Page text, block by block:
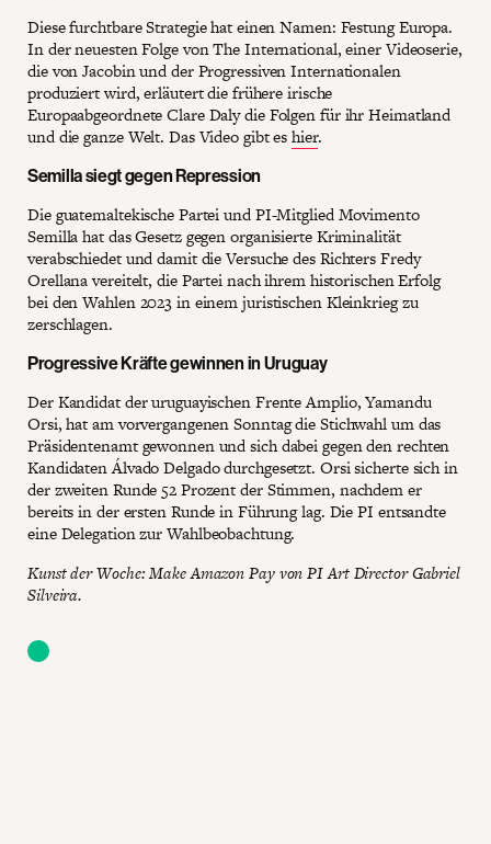
Diese furchtbare Strategie hat einen Namen: Festung Europa.
In der neuesten Folge von The International, einer Videoserie,
die von Jacobin und der Progressiven Internationalen
produziert wird, erläutert die frühere irische
Europaabgeordnete Clare Daly die Folgen für ihr Heimatland
und die ganze Welt. Das Video gibt eshier.
Semilla siegt gegen Repression
Die guatemaltekische Partei und PI-Mitglied Movimento
Semilla hat das Gesetz gegen organisierte Kriminalität
verabschiedet und damit die Versuche des Richters Fredy
Orellana vereitelt, die Partei nach ihrem historischen Erfolg
bei den Wahlen 2023 in einem juristischen Kleinkrieg zu
zerschlagen.
Progressive Kräfte gewinnen in Uruguay
Der Kandidat der uruguayischen Frente Amplio, Yamandu
Orsi, hat am vorvergangenen Sonntag die Stichwahl um das
Präsidentenamt gewonnen und sich dabei gegen den rechten
Kandidaten Álvado Delgado durchgesetzt. Orsi sicherte sich in
der zweiten Runde 52 Prozent der Stimmen, nachdem er
bereits in der ersten Runde in Führung lag. Die PI entsandte
eine Delegation zur Wahlbeobachtung.
Kunst der Woche: Make Amazon Pay von PI Art Director Gabriel
Silveira.